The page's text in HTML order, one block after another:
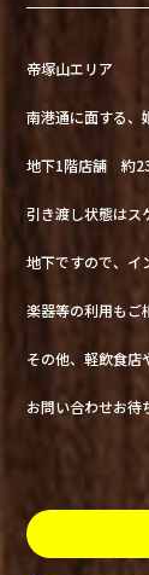
帝塚山エリア
南港通に面する、
地下1階店舗 約
引き渡し状態はス
地下ですので、イ
楽器等の利用もご
その他、軽飲食店
お問い合わせお待